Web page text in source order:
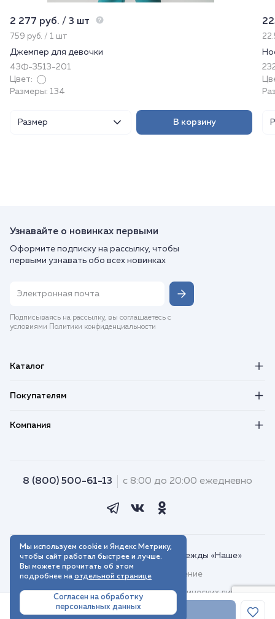
В корзину
2 277 руб. / 3 шт
759 руб. / 1 шт
Джемпер для девочки
43Ф-3513-201
Цвет:
Размеры: 134
Размер В корзину
Узнавайте о новинках первыми
Оформите подписку на рассылку, чтобы
первыми узнавать обо всех новинках
Подписываясь на рассылку, вы соглашаетесь с
условиями Политики конфиденциальности
Каталог
Покупателям
Компания
8 (800) 500-61-13 с 8:00 до 20:00 ежедневно
© 2018–2026. Интернет-магазин одежды «Наше»
Пользовательское соглашение
Договор присоединения для юридических лиц
Политика обработки персональных данных
Мы используем cookie и Яндекс Метрику,
чтобы сайт работал быстрее и лучше.
Вы можете прочитать об этом
подробнее на отдельной странице
Согласен на обработку
персональных данных